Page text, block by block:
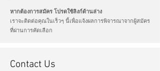
หากต้องการสมัคร โปรดใช้ลิงก์ด้านล่าง
เราจะติดต่อคุณในเร็วๆ นี้เพื่อแจ้งผลการพิจารณาจากผู้สมัคร
ที่ผ่านการคัดเลือก
Contact Us